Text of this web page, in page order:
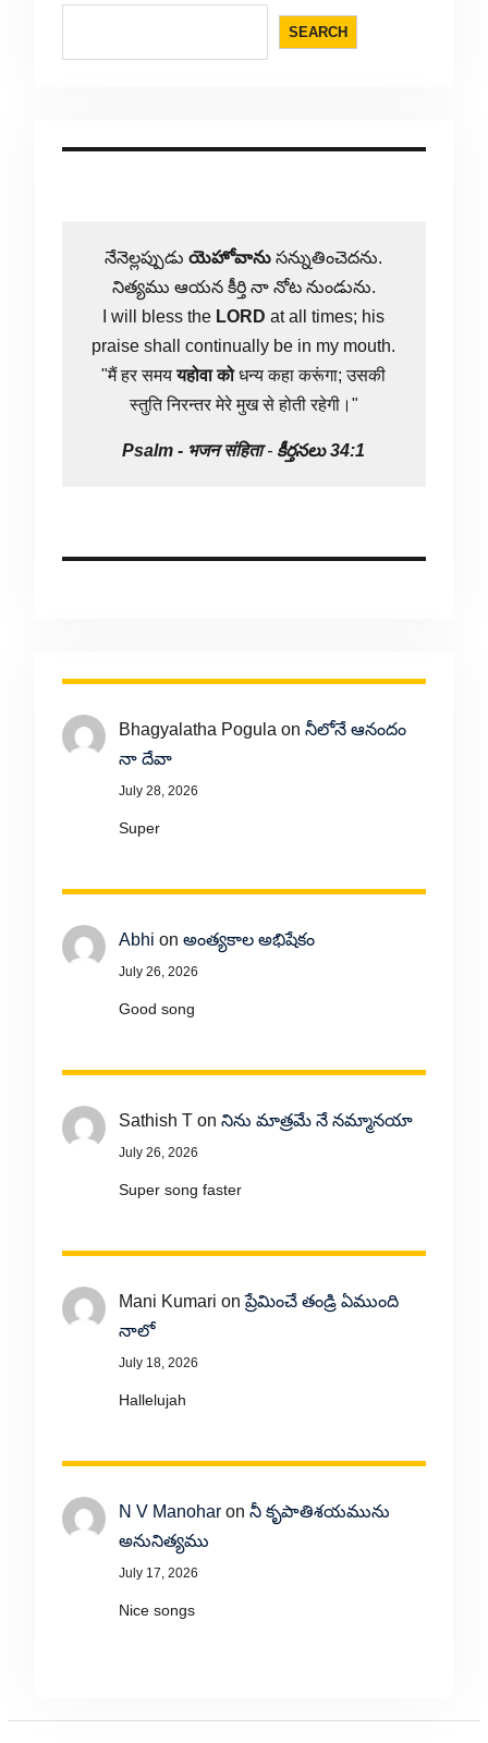
SEARCH
నేనెల్లప్పుడుయెహోవాను సన్నుతించెదను.
నిత్యము ఆయన కీర్తి నా నోట నుండును.
I will bless the LORD at all times; his
praise shall continually be in my mouth.
"मैं हर समययहोवा कोधन्य कहा करूंगा; उसकी
स्तुति निरन्तर मेरे मुख से होती रहेगी।"
Psalm - भजन संहिता- కీర్తనలు 34:1
Bhagyalatha Pogula on నీలోనే ఆనందం
నా దేవా
July 28, 2026
Super
Abhi on అంత్యకాల అభిషేకం
July 26, 2026
Good song
Sathish Ton నిను మాత్రమే నే నమ్మానయా
July 26, 2026
Super song faster
Mani Kumari onప్రేమించే తండ్రి ఏముంది
నాలో
July 18, 2026
Hallelujah
N V Manoharon నీ కృపాతిశయమును
అనునిత్యము
July 17, 2026
Nice songs